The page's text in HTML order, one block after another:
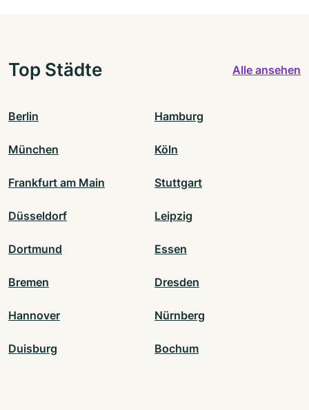
Top Städte Alle ansehen
Berlin Hamburg
München Köln
Frankfurt am Main Stuttgart
Düsseldorf Leipzig
Dortmund Essen
Bremen Dresden
Hannover Nürnberg
Duisburg Bochum